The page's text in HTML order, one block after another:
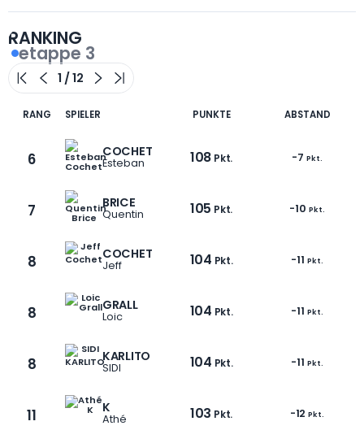
RANKING
etappe 3
RANG SPIELER PUNKTE ABSTAND
6 COCHET
Esteban 108 Pkt. -7 Pkt.
7 BRICE
Quentin 105 Pkt. -10 Pkt.
8 COCHET
Jeff 104 Pkt. -11 Pkt.
8 GRALL
Loic 104 Pkt. -11 Pkt.
8 KARLITO
SIDI 104 Pkt. -11 Pkt.
11 K
Athé 103 Pkt. -12 Pkt.